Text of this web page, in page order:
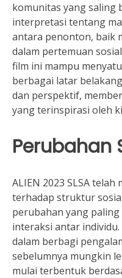
komunitas yang saling
interpretasi tentang
antara penonton, baik
dalam pertemuan
film ini mampu
berbagai latar
dan perspektif,
yang terinspirasi oleh
Perubahan
ALIEN 2023 SLSA
terhadap struktur
perubahan yang
interaksi antar
dalam berbagi
sebelumnya mungkin
mulai terbentuk